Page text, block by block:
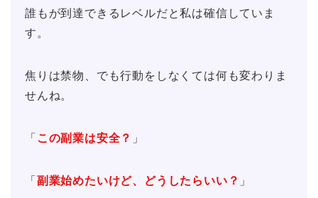
誰もが到達できるレベルだと私は確信していま
す。
焦りは禁物、でも行動をしなくては何も変わりま
せんね。
「 この副業は安全？ 」
「 副業始めたいけど、どうしたらいい？ 」